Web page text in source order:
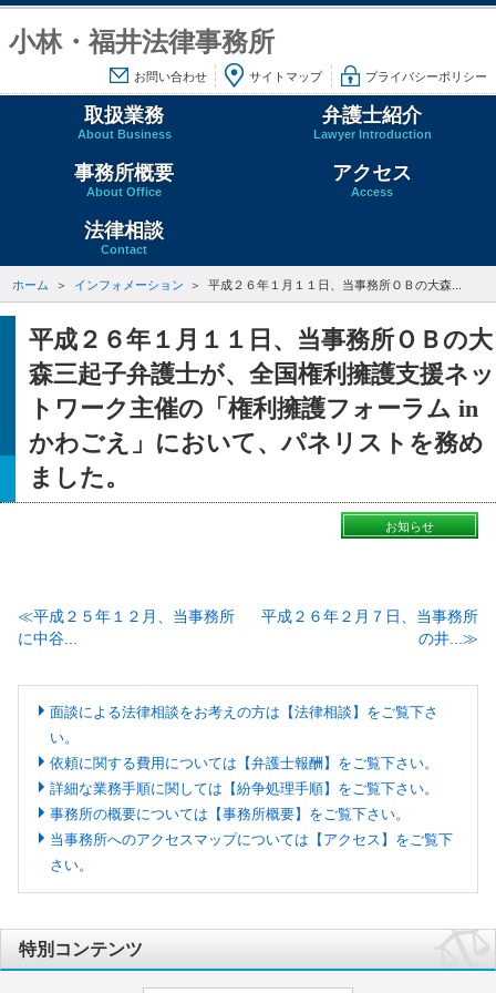
小林・福井法律事務所
お問い合わせ サイトマップ プライバシーポリシー
取扱業務
About Business
弁護士紹介
Lawyer Introduction
事務所概要
About Office
アクセス
Access
法律相談
Contact
ホーム インフォメーション 平成２６年１月１１日、当事務所ＯＢの大森...
平成２６年１月１１日、当事務所ＯＢの大
森三起子弁護士が、全国権利擁護支援ネッ
トワーク主催の「権利擁護フォーラム in
かわごえ」において、パネリストを務め
ました。
お知らせ
平成２５年１２月、当事務所
に中谷...
平成２６年２月７日、当事務所
の井...
面談による法律相談をお考えの方は【法律相談】をご覧下さ
い。
依頼に関する費用については【弁護士報酬】をご覧下さい。
詳細な業務手順に関しては【紛争処理手順】をご覧下さい。
事務所の概要については【事務所概要】をご覧下さい。
当事務所へのアクセスマップについては【アクセス】をご覧下
さい。
特別コンテンツ